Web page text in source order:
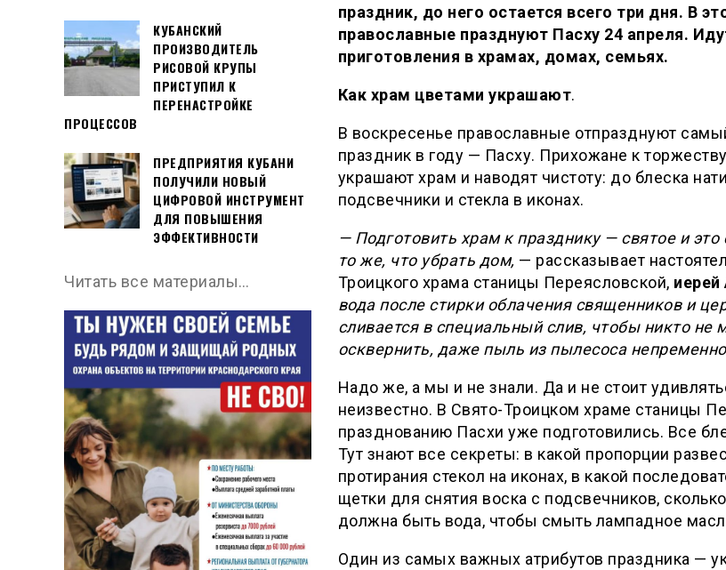
праздник, до него остается всего три дня. В
православные празднуют Пасху 24 апреля.
приготовления в храмах, домах, семьях.
Как храм цветами украшают.
В воскресенье православные отпразднуют
праздник в году — Пасху. Прихожане к
украшают храм и наводят чистоту: до блеска
подсвечники и стекла в иконах.
— Подготовить храм к празднику — святое и это
то же, что убрать дом, — рассказывает
Троицкого храма станицы Переясловской, иерей
вода после стирки облачения священников и
сливается в специальный слив, чтобы никто не
осквернить, даже пыль из пылесоса
Надо же, а мы и не знали. Да и не стоит
неизвестно. В Свято-Троицком храме станицы
празднованию Пасхи уже подготовились. Все
Тут знают все секреты: в какой пропорции
протирания стекол на иконах, в какой
щетки для снятия воска с подсвечников,
должна быть вода, чтобы смыть лампадное
Один из самых важных атрибутов праздника —
КУБАНСКИЙ
ПРОИЗВОДИТЕЛЬ
РИСОВОЙ КРУПЫ
ПРИСТУПИЛ К
ПЕРЕНАСТРОЙКЕ
ПРОЦЕССОВ
ПРЕДПРИЯТИЯ КУБАНИ
ПОЛУЧИЛИ НОВЫЙ
ЦИФРОВОЙ ИНСТРУМЕНТ
ДЛЯ ПОВЫШЕНИЯ
ЭФФЕКТИВНОСТИ
Читать все материалы…